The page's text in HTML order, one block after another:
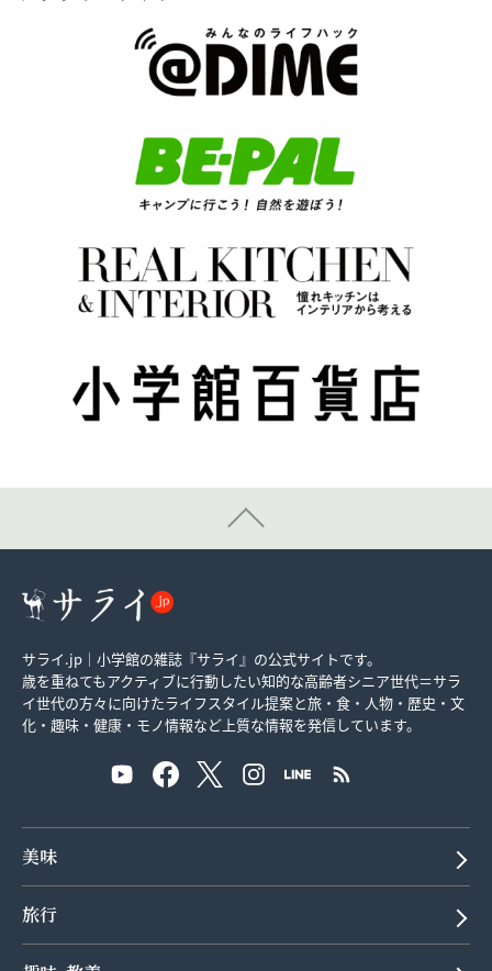
サライ.jp｜小学館の雑誌『サライ』の公式サイトです。
歳を重ねてもアクティブに行動したい知的な高齢者シニア世代＝サラ
イ世代の方々に向けたライフスタイル提案と旅・食・人物・歴史・文
化・趣味・健康・モノ情報など上質な情報を発信しています。
美味
旅行